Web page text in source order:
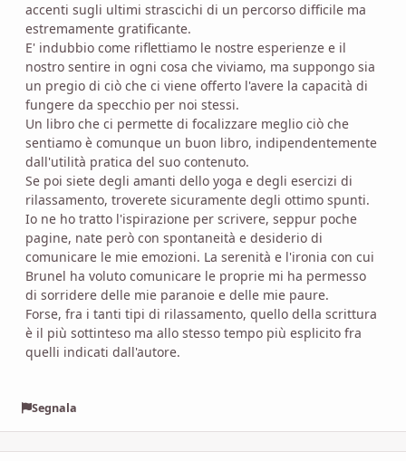
accenti sugli ultimi strascichi di un percorso difficile ma
estremamente gratificante.
E' indubbio come riflettiamo le nostre esperienze e il
nostro sentire in ogni cosa che viviamo, ma suppongo sia
un pregio di ciò che ci viene offerto l'avere la capacità di
fungere da specchio per noi stessi.
Un libro che ci permette di focalizzare meglio ciò che
sentiamo è comunque un buon libro, indipendentemente
dall'utilità pratica del suo contenuto.
Se poi siete degli amanti dello yoga e degli esercizi di
rilassamento, troverete sicuramente degli ottimo spunti.
Io ne ho tratto l'ispirazione per scrivere, seppur poche
pagine, nate però con spontaneità e desiderio di
comunicare le mie emozioni. La serenità e l'ironia con cui
Brunel ha voluto comunicare le proprie mi ha permesso
di sorridere delle mie paranoie e delle mie paure.
Forse, fra i tanti tipi di rilassamento, quello della scrittura
è il più sottinteso ma allo stesso tempo più esplicito fra
quelli indicati dall'autore.
Segnala